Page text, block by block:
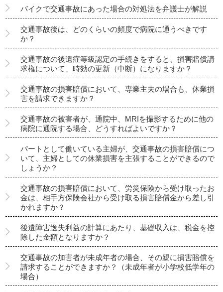
バイクで交通事故にあった場合の対処法を弁護士が解説
交通事故後は、どのくらいの頻度で病院に通うべきです
か？
交通事故の後遺症等級認定の手続きをすると、損害賠償請
求権について、時効の更新（中断）になりますか？
交通事故の損害賠償において、専業主夫の場合も、休業損
害を請求できますか？
交通事故の被害者が、通院中、MRIを撮影するために他の
病院に通院する場合、どうすればよいですか？
パートとして働いている主婦が、交通事故の損害賠償につ
いて、主婦としての休業損害を主張することができるので
しょうか？
交通事故の損害賠償において、労災保険から受け取ったお
金は、相手方保険会社から受け取る損害賠償金から差し引
かれますか？
後遺障害逸失利益の計算にあたり、基礎収入は、税金を控
除した金額となりますか？
交通事故の加害者が未成年者の場合、その親に損害賠償を
請求することができますか？（未成年者が小学校低学年の
場合）